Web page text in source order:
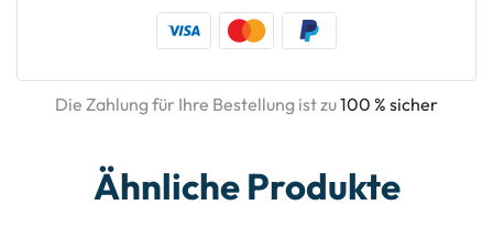
Die Zahlung für Ihre Bestellung ist zu100 % sicher
Ähnliche Produkte